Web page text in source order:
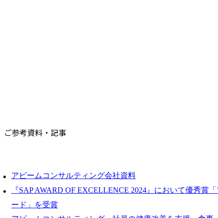
ご参考資料・記事
アビームコンサルティング会社資料
『SAP AWARD OF EXCELLENCE 2024』において優秀賞
ード」を受賞